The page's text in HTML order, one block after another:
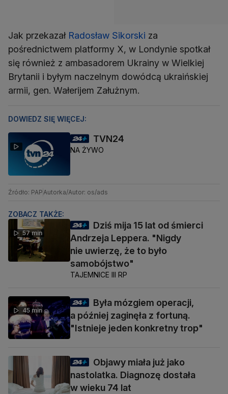
Jak przekazał Radosław Sikorski za
pośrednictwem platformy X, w Londynie spotkał
się również z ambasadorem Ukrainy w Wielkiej
Brytanii i byłym naczelnym dowódcą ukraińskiej
armii, gen. Wałerijem Załużnym.
DOWIEDZ SIĘ WIĘCEJ:
TVN24
NA ŻYWO
Źródło: PAP Autorka/Autor: os/ads
ZOBACZ TAKŻE:
57 min
Dziś mija 15 lat od śmierci
Andrzeja Leppera. "Nigdy
nie uwierzę, że to było
samobójstwo"
TAJEMNICE III RP
45 min
Była mózgiem operacji,
a później zaginęła z fortuną.
"Istnieje jeden konkretny trop"
Objawy miała już jako
nastolatka. Diagnozę dostała
w wieku 74 lat